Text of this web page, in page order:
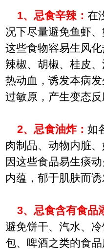
1、忌食辛辣：在
况下尽量避免鱼虾
这些食物容易生风化
辣椒、胡椒、桂皮
热动血，诱发本病
过敏原，产生变态反
2、忌食油炸：如
肉制品、动物内脏
因这些食品易生痰
内蕴，郁于肌肤而诱
3、忌食含有食品
避免饼干、汽水、
包、啤酒之类的食